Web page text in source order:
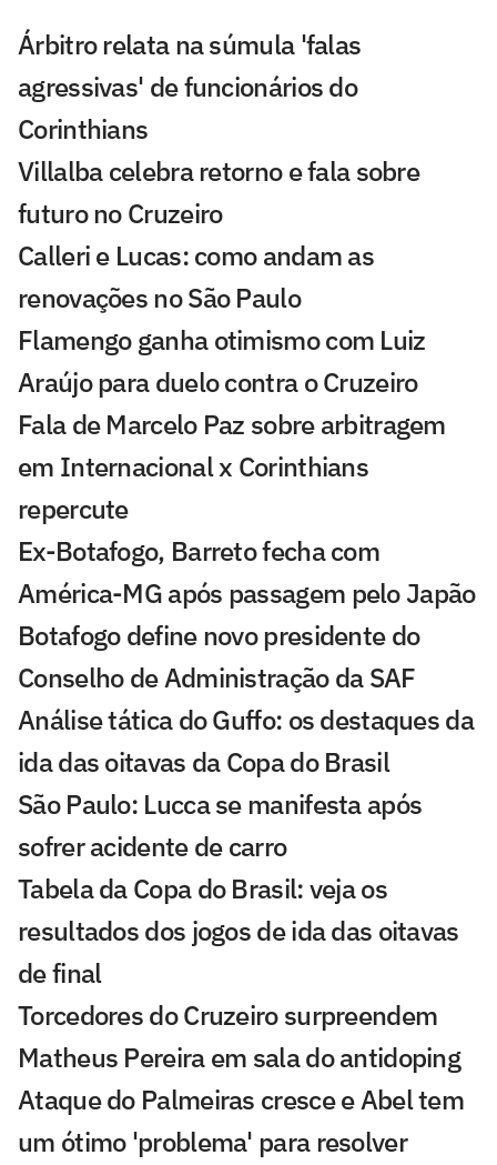
Árbitro relata na súmula 'falas
agressivas' de funcionários do
Corinthians
Villalba celebra retorno e fala sobre
futuro no Cruzeiro
Calleri e Lucas: como andam as
renovações no São Paulo
Flamengo ganha otimismo com Luiz
Araújo para duelo contra o Cruzeiro
Fala de Marcelo Paz sobre arbitragem
em Internacional x Corinthians
repercute
Ex-Botafogo, Barreto fecha com
América-MG após passagem pelo Japão
Botafogo define novo presidente do
Conselho de Administração da SAF
Análise tática do Guffo: os destaques da
ida das oitavas da Copa do Brasil
São Paulo: Lucca se manifesta após
sofrer acidente de carro
Tabela da Copa do Brasil: veja os
resultados dos jogos de ida das oitavas
de final
Torcedores do Cruzeiro surpreendem
Matheus Pereira em sala do antidoping
Ataque do Palmeiras cresce e Abel tem
um ótimo 'problema' para resolver